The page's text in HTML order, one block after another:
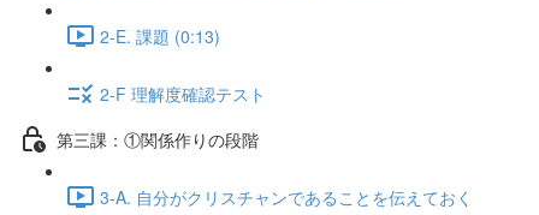
2-E. 課題 (0:13)
2-F 理解度確認テスト
第三課：①関係作りの段階
3-A. 自分がクリスチャンであることを伝えておく